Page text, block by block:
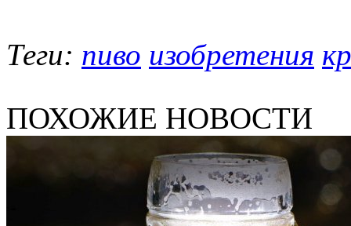
Теги: пиво изобретения
ПОХОЖИЕ НОВОСТИ